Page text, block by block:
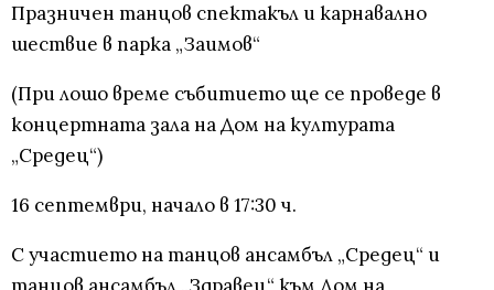
Празничен танцов спектакъл и карнавално
шествие в парка „Заимов“
(При лошо време събитието ще се проведе в
концертната зала на Дом на културата
„Средец“)
16 септември, начало в 17:30 ч.
С участието на танцов ансамбъл „Средец“ и